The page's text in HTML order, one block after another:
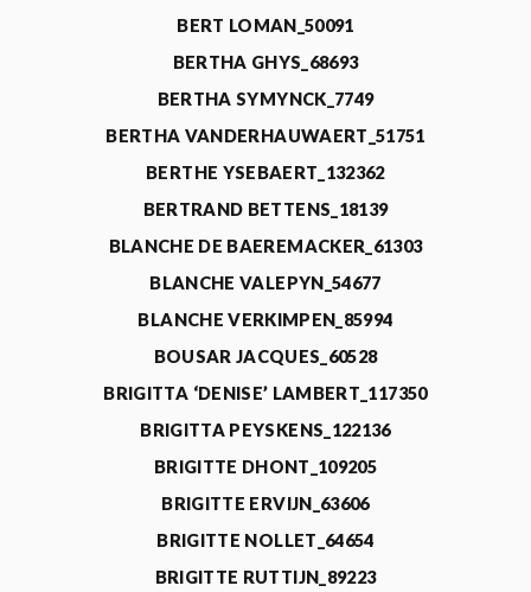
BERT LOMAN_50091
BERTHA GHYS_68693
BERTHA SYMYNCK_7749
BERTHA VANDERHAUWAERT_51751
BERTHE YSEBAERT_132362
BERTRAND BETTENS_18139
BLANCHE DE BAEREMACKER_61303
BLANCHE VALEPYN_54677
BLANCHE VERKIMPEN_85994
BOUSAR JACQUES_60528
BRIGITTA ‘DENISE’ LAMBERT_117350
BRIGITTA PEYSKENS_122136
BRIGITTE DHONT_109205
BRIGITTE ERVIJN_63606
BRIGITTE NOLLET_64654
BRIGITTE RUTTIJN_89223